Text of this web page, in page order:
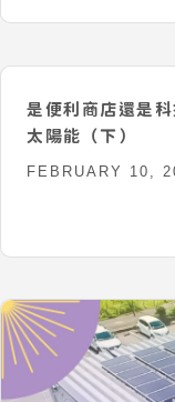
是便利商店還是